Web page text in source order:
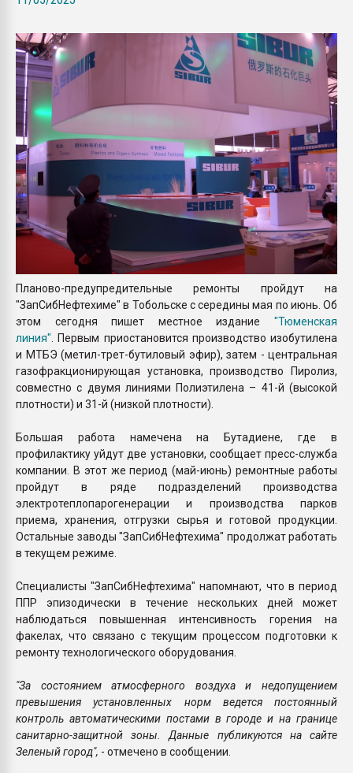
ПЕРЕЙТИ НА
Планово-предупредительные ремонты пройдут на
"ЗапСибНефтехиме" в Тобольске с середины мая по июнь. Об
этом сегодня пишет местное издание "Тюменская
линия" . Первым приостановится производство изобутилена
и МТБЭ (метил-трет-бутиловый эфир), затем - центральная
газофракционирующая установка, производство Пиролиз,
совместно с двумя линиями Полиэтилена – 41-й (высокой
плотности) и 31-й (низкой плотности).
Большая работа намечена на Бутадиене, где в
профилактику уйдут две установки, сообщает пресс-служба
компании. В этот же период (май-июнь) ремонтные работы
пройдут в ряде подразделений производства
электротеплопарогенерации и производства парков
приема, хранения, отгрузки сырья и готовой продукции.
Остальные заводы "ЗапСибНефтехима" продолжат работать
в текущем режиме.
Специалисты "ЗапСибНефтехима" напомнают, что в период
ППР эпизодически в течение нескольких дней может
наблюдаться повышенная интенсивность горения на
факелах, что связано с текущим процессом подготовки к
ремонту технологического оборудования.
"За состоянием атмосферного воздуха и недопущением
превышения установленных норм ведется постоянный
контроль автоматическими постами в городе и на границе
санитарно-защитной зоны. Данные публикуются на сайте
Зеленый город", - отмечено в сообщении.